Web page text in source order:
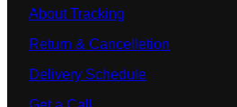
About Tracking
Return & Cancelletion
Delivery Schedule